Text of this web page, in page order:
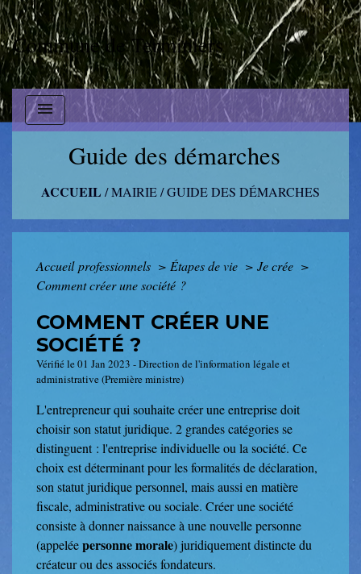
Commune de Terminiers
menu
Guide des démarches
ACCUEIL /MAIRIE/GUIDE DES DÉMARCHES
Accueil professionnels > Étapes de vie > Je crée >
Comment créer une société ?
COMMENT CRÉER UNE
SOCIÉTÉ ?
Vérifié le 01 Jan 2023 - Direction de l'information légale et
administrative (Première ministre)
L'entrepreneur qui souhaite créer une entreprise doit
choisir son statut juridique. 2 grandes catégories se
distinguent : l'entreprise individuelle ou la société. Ce
choix est déterminant pour les formalités de déclaration,
son statut juridique personnel, mais aussi en matière
fiscale, administrative ou sociale. Créer une société
consiste à donner naissance à une nouvelle personne
(appeléepersonne morale) juridiquement distincte du
créateur ou des associés fondateurs.